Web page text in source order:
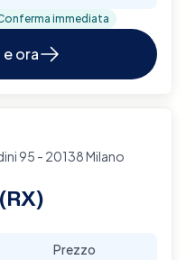
immediata
ora
95 - 20138 Milano
Prezzo